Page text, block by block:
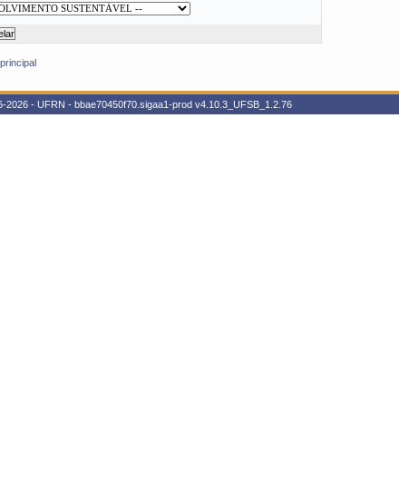
- UFRN - bbae70450f70.sigaa1-prod v4.10.3_UFSB_1.2.76